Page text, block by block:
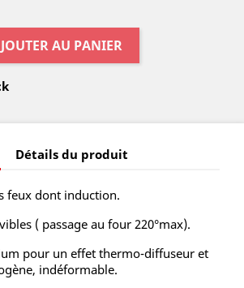
AU PANIER
Détails du produit
feux dont induction.
( passage au four 220°max).
pour un effet thermo-diffuseur et
indéformable.